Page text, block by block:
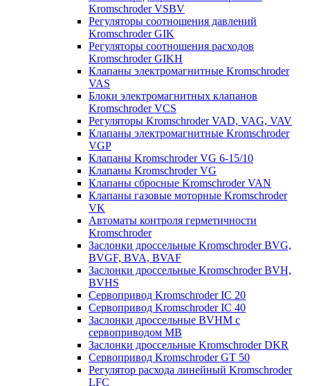
Kromschroder VSBV
Регуляторы соотношения давлений
Kromschroder GIK
Регуляторы соотношения расходов
Kromschroder GIKH
Клапаны электромагнитные Kromschroder
VAS
Блоки электромагнитных клапанов
Kromschroder VCS
Регуляторы Kromschroder VAD, VAG, VAV
Клапаны электромагнитные Kromschroder
VGP
Клапаны Kromschroder VG 6-15/10
Клапаны Kromschroder VG
Клапаны сбросные Kromschroder VAN
Клапаны газовые моторные Kromschroder
VK
Автоматы контроля герметичности
Kromschroder
Заслонки дроссельные Kromschroder BVG,
BVGF, BVA, BVAF
Заслонки дроссельные Kromschroder BVH,
BVHS
Сервопривод Kromschroder IC 20
Сервопривод Kromschroder IC 40
Заслонки дроссельные BVHM с
сервоприводом МВ
Заслонки дроссельные Kromschroder DKR
Cервопривод Kromschroder GT 50
Регулятор расхода линейный Kromschroder
LFC